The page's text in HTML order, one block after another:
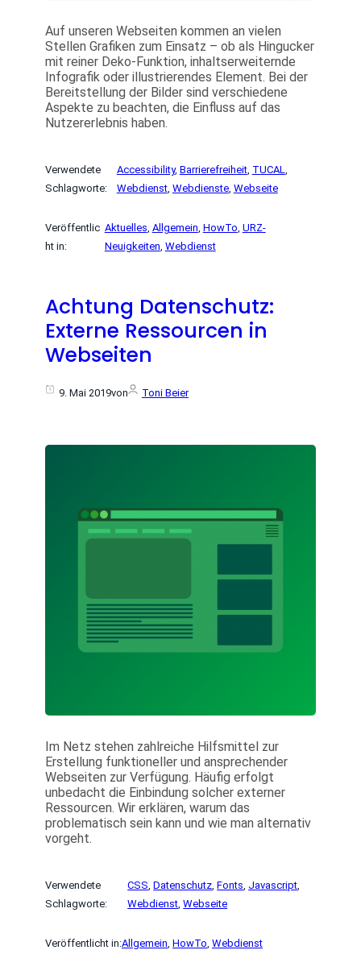
Auf unseren Webseiten kommen an vielen
Stellen Grafiken zum Einsatz – ob als Hingucker
mit reiner Deko-Funktion, inhaltserweiternde
Infografik oder illustrierendes Element. Bei der
Bereitstellung der Bilder sind verschiedene
Aspekte zu beachten, die Einfluss auf das
Nutzererlebnis haben.
Verwendete
Schlagworte:
Accessibility, Barrierefreiheit, TUCAL
Webdienst, Webdienste, Webseite
Veröffentlic
ht in:
Aktuelles Allgemein HowTo URZ-
Neuigkeiten Webdienst
Achtung Datenschutz:
Externe Ressourcen in
Webseiten
9. Mai 2019von Toni Beier
Im Netz stehen zahlreiche Hilfsmittel zur
Erstellung funktioneller und ansprechender
Webseiten zur Verfügung. Häufig erfolgt
unbedacht die Einbindung solcher externer
Ressourcen. Wir erklären, warum das
problematisch sein kann und wie man alternativ
vorgeht.
Verwendete
Schlagworte:
CSS , Datenschutz , Fonts Javascript
Webdienst , Webseite
Veröffentlicht in:Allgemein HowTo Webdienst